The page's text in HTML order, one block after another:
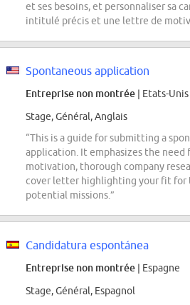
et ses besoins, et personnaliser sa
intitulé précis et une lettre de
Spontaneous application
Entreprise non montrée | Etats-Unis
Stage, Général, Anglais
“This is a guide for submitting a
application. It emphasizes the need
motivation, thorough company
cover letter highlighting your fit for
potential missions.”
Candidatura espontánea
Entreprise non montrée | Espagne
Stage, Général, Espagnol